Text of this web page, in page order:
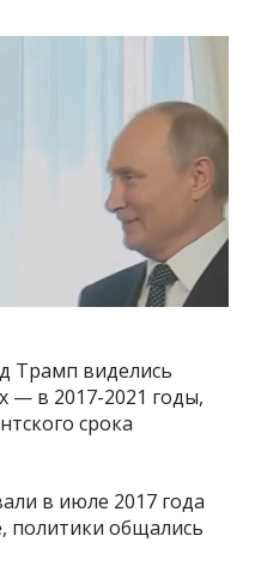
Трамп виделись
— в 2017-2021 годы,
срока
в июле 2017 года
политики общались